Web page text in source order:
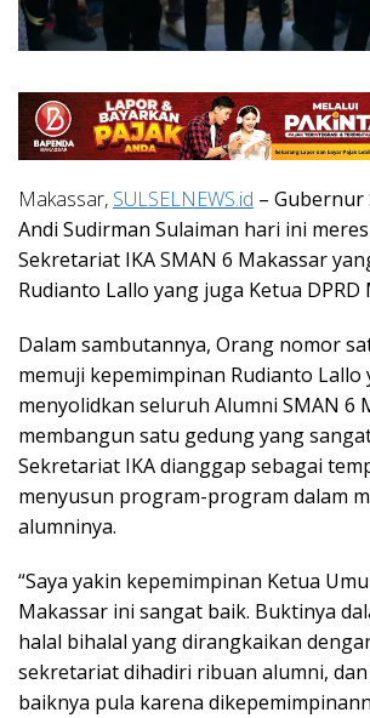
Makassar, SULSELNEWS.id – Gubernur
Andi Sudirman Sulaiman hari ini
Sekretariat IKA SMAN 6 Makassar
Rudianto Lallo yang juga Ketua DPRD
Dalam sambutannya, Orang nomor
memuji kepemimpinan Rudianto Lallo
menyolidkan seluruh Alumni SMAN 6
membangun satu gedung yang
Sekretariat IKA dianggap sebagai
menyusun program-program dalam
alumninya.
“Saya yakin kepemimpinan Ketua
Makassar ini sangat baik. Buktinya
halal bihalal yang dirangkaikan
sekretariat dihadiri ribuan alumni,
baiknya pula karena